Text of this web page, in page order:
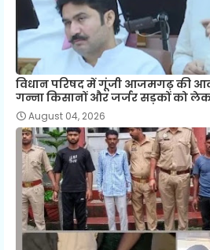
विधान परिषद में गूंजी आजमगढ़ की
गन्ना किसानों और जर्जर सड़कों को
August 04, 2026